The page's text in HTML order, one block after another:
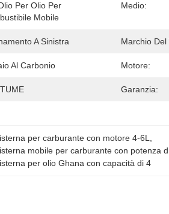
Per Olio Per
Mobile
Medio:
A Sinistra Marchio Del
Al Carbonio Motore:
Garanzia:
per carburante con motore 4-6L
mobile per carburante con potenza
per olio Ghana con capacità di 4